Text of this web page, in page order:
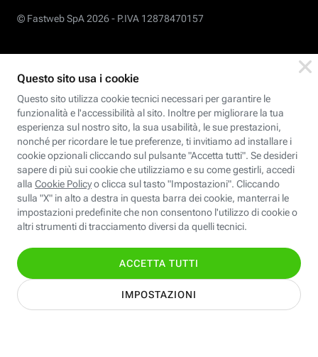
© Fastweb SpA 2026 - P.IVA 12878470157